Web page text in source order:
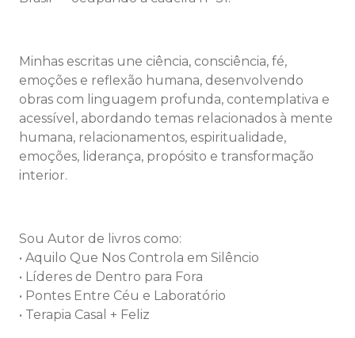
Minhas escritas une ciência, consciência, fé,
emoções e reflexão humana, desenvolvendo
obras com linguagem profunda, contemplativa e
acessível, abordando temas relacionados à mente
humana, relacionamentos, espiritualidade,
emoções, liderança, propósito e transformação
interior.
Sou Autor de livros como:
• Aquilo Que Nos Controla em Silêncio
• Líderes de Dentro para Fora
• Pontes Entre Céu e Laboratório
• Terapia Casal + Feliz